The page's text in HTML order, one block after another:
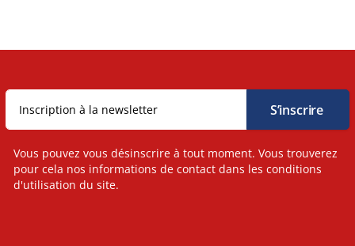
Vous pouvez vous désinscrire à tout moment. Vous trouverez
pour cela nos informations de contact dans les conditions
d'utilisation du site.